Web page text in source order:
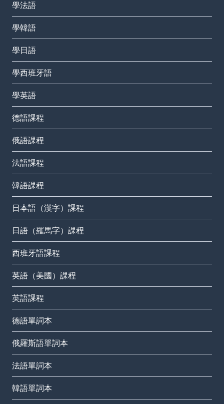
學法語
學韓語
學日語
學西班牙語
學英語
德語課程
俄語課程
法語課程
韓語課程
日本語（漢字）課程
日語（羅馬字）課程
西班牙語課程
英語（美國）課程
英語課程
德語單詞本
俄羅斯語單詞本
法語單詞本
韓語單詞本